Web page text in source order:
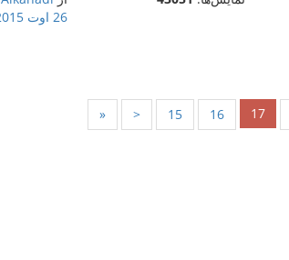
26 اوت 2015
« < 15 16 17